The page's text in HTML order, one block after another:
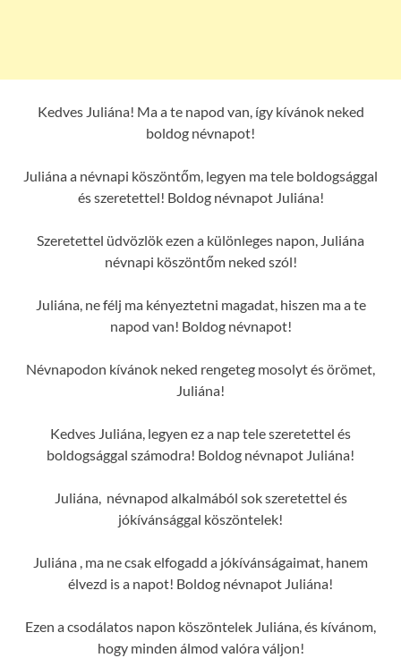
Kedves Juliána! Ma a te napod van, így kívánok neked
boldog névnapot!
Juliána a névnapi köszöntőm, legyen ma tele boldogsággal
és szeretettel! Boldog névnapot Juliána!
Szeretettel üdvözlök ezen a különleges napon, Juliána
névnapi köszöntőm neked szól!
Juliána, ne félj ma kényeztetni magadat, hiszen ma a te
napod van! Boldog névnapot!
Névnapodon kívánok neked rengeteg mosolyt és örömet,
Juliána!
Kedves Juliána, legyen ez a nap tele szeretettel és
boldogsággal számodra! Boldog névnapot Juliána!
Juliána, névnapod alkalmából sok szeretettel és
jókívánsággal köszöntelek!
Juliána , ma ne csak elfogadd a jókívánságaimat, hanem
élvezd is a napot! Boldog névnapot Juliána!
Ezen a csodálatos napon köszöntelek Juliána, és kívánom,
hogy minden álmod valóra váljon!